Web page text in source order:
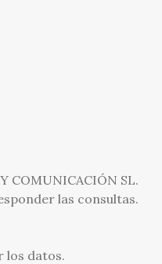
COMUNICACIÓN SL.
las consultas.
los datos.